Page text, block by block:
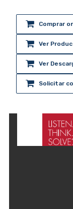
Comprar
Ver
Ver
Solicitar